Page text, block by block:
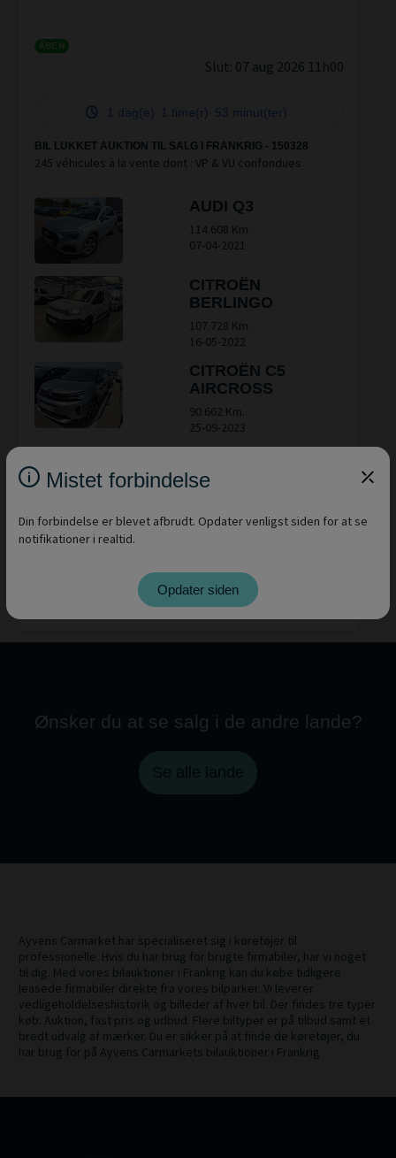
ÅBEN
Slut: 07 aug 2026 11h00
1 dag(e) 1 time(r) 53 minut(ter)
BIL LUKKET AUKTION TIL SALG I FRANKRIG - 150328
245 véhicules à la vente dont : VP & VU confondues
AUDI Q3
114.608 Km.
07-04-2021
CITROËN
BERLINGO
107.728 Km.
16-05-2022
CITROËN C5
AIRCROSS
90.662 Km.
25-09-2023
62.928 Km.
VIS
Ønsker du at se salg i de andre lande?
Ayvens Carmarket har specialiseret sig i køretøjer til
professionelle. Hvis du har brug for brugte firmabiler, har vi noget
til dig. Med vores bilauktioner i Frankrig kan du købe tidligere
leasede firmabiler direkte fra vores bilparker. Vi leverer
vedligeholdelseshistorik og billeder af hver bil. Der findes tre typer
køb: Auktion, fast pris og udbud. Flere biltyper er på tilbud samt et
bredt udvalg af mærker. Du er sikker på at finde de køretøjer, du
har brug for på Ayvens Carmarkets bilauktioner i Frankrig
Mistet forbindelse
Din forbindelse er blevet afbrudt. Opdater venligst siden for at se
notifikationer i realtid.
Opdater siden